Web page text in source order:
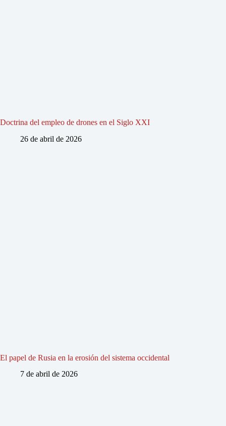
Doctrina del empleo de drones en el Siglo XXI
26 de abril de 2026
El papel de Rusia en la erosión del sistema occidental
7 de abril de 2026